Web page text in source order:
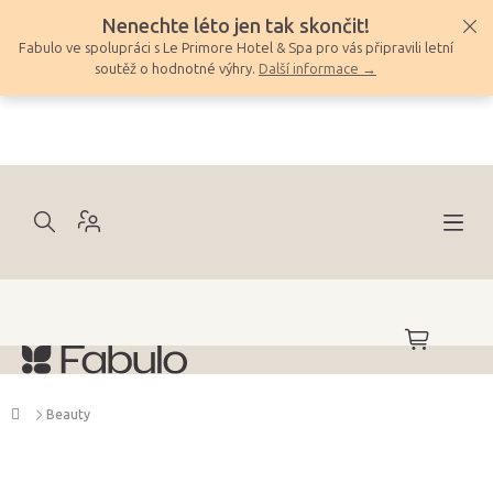
obsah
Nenechte léto jen tak skončit!
Fabulo ve spolupráci s Le Primore Hotel & Spa pro vás připravili letní
soutěž o hodnotné výhry. Další informace →
NÁKUPNÍ
KOŠÍK
Domů
Beauty